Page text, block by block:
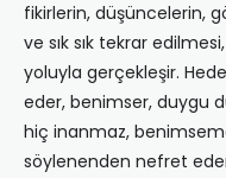
fikirlerin, düşüncelerin,
ve sık sık tekrar
yoluyla gerçekleşir.
eder, benimser, duygu
hiç inanmaz,
söylenenden nefret